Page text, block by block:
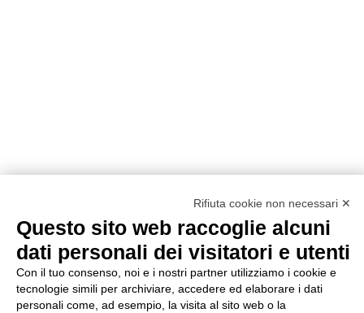
Rifiuta cookie non necessari ✕
Questo sito web raccoglie alcuni
dati personali dei visitatori e utenti
Con il tuo consenso, noi e i nostri partner utilizziamo i cookie e
tecnologie simili per archiviare, accedere ed elaborare i dati
personali come, ad esempio, la visita al sito web o la